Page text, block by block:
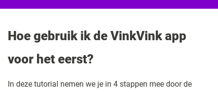
Hoe gebruik ik de VinkVink app
voor het eerst?
In deze tutorial nemen we je in 4 stappen mee door de